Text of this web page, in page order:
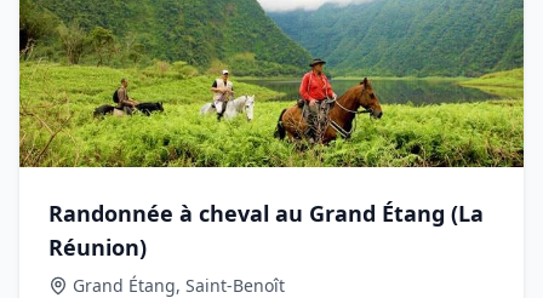
Randonnée à cheval au Grand Étang (La
Réunion)
Grand Étang, Saint‑Benoît